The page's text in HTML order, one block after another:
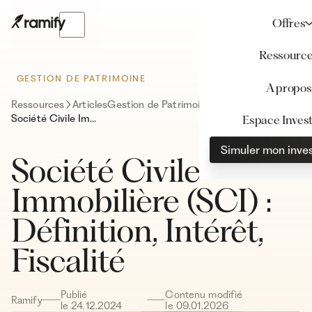
Offres
A propos
Espace
Simuler mon
GESTION DE PATRIMOINE
Ressources ArticlesGestion de Patrimoine
Société Civile Immobilière (SCI) : Définition, Intérêt, Fiscalité
Société Civile
Immobilière (SCI) :
Définition, Intérêt,
Fiscalité
Ramify
Publié
le24.12.2024
Contenu modifié
le 09.01.2026